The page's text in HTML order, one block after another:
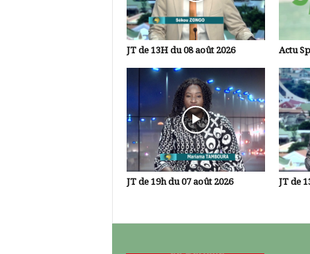
JT de 13H du 08 août 2026 Actu
JT de 19h du 07 août 2026 JT de